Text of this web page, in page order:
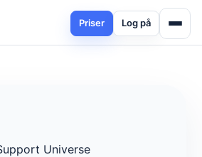
Priser Log på
Universe